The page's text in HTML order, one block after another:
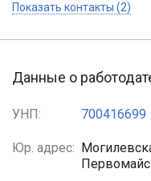
Показать контакты (2)
Данные о
УНП: 700416699
Юр. адрес: